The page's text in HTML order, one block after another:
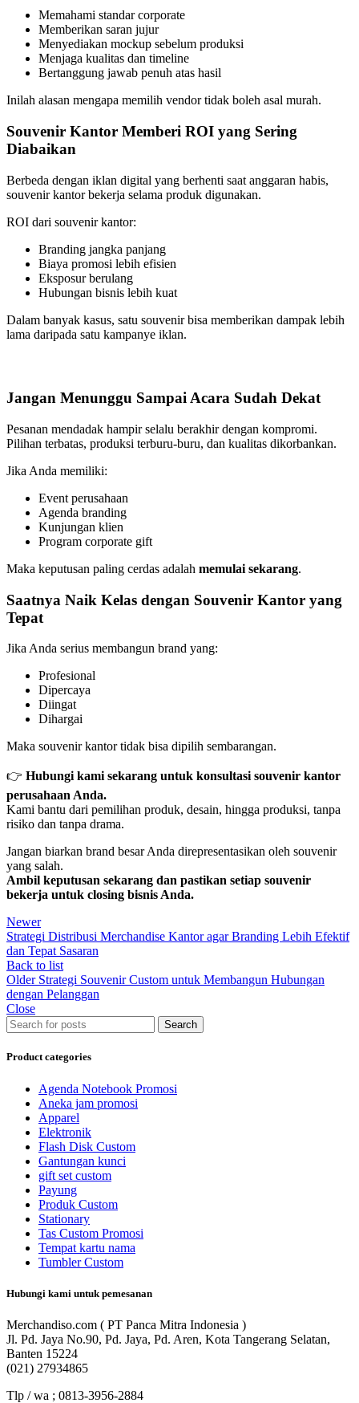
Memahami standar corporate
Memberikan saran jujur
Menyediakan mockup sebelum produksi
Menjaga kualitas dan timeline
Bertanggung jawab penuh atas hasil
Inilah alasan mengapa memilih vendor tidak boleh asal murah.
Souvenir Kantor Memberi ROI yang Sering
Diabaikan
Berbeda dengan iklan digital yang berhenti saat anggaran habis,
souvenir kantor bekerja selama produk digunakan.
ROI dari souvenir kantor:
Branding jangka panjang
Biaya promosi lebih efisien
Eksposur berulang
Hubungan bisnis lebih kuat
Dalam banyak kasus, satu souvenir bisa memberikan dampak lebih
lama daripada satu kampanye iklan.
Jangan Menunggu Sampai Acara Sudah Dekat
Pesanan mendadak hampir selalu berakhir dengan kompromi.
Pilihan terbatas, produksi terburu-buru, dan kualitas dikorbankan.
Jika Anda memiliki:
Event perusahaan
Agenda branding
Kunjungan klien
Program corporate gift
Maka keputusan paling cerdas adalah memulai sekarang.
Saatnya Naik Kelas dengan Souvenir Kantor yang
Tepat
Jika Anda serius membangun brand yang:
Profesional
Dipercaya
Diingat
Dihargai
Maka souvenir kantor tidak bisa dipilih sembarangan.
👉 Hubungi kami sekarang untuk konsultasi souvenir kantor
perusahaan Anda.
Kami bantu dari pemilihan produk, desain, hingga produksi, tanpa
risiko dan tanpa drama.
Jangan biarkan brand besar Anda direpresentasikan oleh souvenir
yang salah.
Ambil keputusan sekarang dan pastikan setiap souvenir
bekerja untuk closing bisnis Anda.
Newer
Strategi Distribusi Merchandise Kantor agar Branding Lebih Efektif
dan Tepat Sasaran
Back to list
Older Strategi Souvenir Custom untuk Membangun Hubungan
dengan Pelanggan
Close
Search
Product categories
Agenda Notebook Promosi
Aneka jam promosi
Apparel
Elektronik
Flash Disk Custom
Gantungan kunci
gift set custom
Payung
Produk Custom
Stationary
Tas Custom Promosi
Tempat kartu nama
Tumbler Custom
Hubungi kami untuk pemesanan
Merchandiso.com ( PT Panca Mitra Indonesia )
Jl. Pd. Jaya No.90, Pd. Jaya, Pd. Aren, Kota Tangerang Selatan,
Banten 15224
(021) 27934865
Tlp / wa ; 0813-3956-2884